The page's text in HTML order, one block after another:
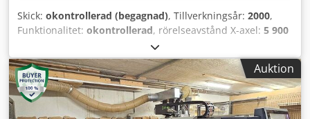
Skick: okontrollerad (begagnad), Tillverkningsår: 2000,
Funktionalitet: okontrollerad, rörelseavstånd X-axel: 5 900
1 560 mm
axeln:80 m/min, matningshastighet Y-axel:60 m/min,
varvtal (max):20 000 varv/min, Inget minsta pris –
garanterad försäljning till högsta bud! TEKNISKA DETALJER
Dcodpeyxm Swofx Agpek X-axelns arbetsområde: 5 900
Auktion